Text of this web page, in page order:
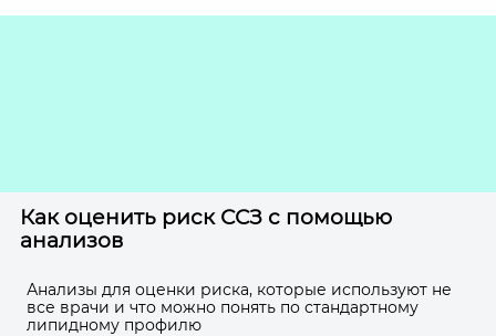
Как оценить риск ССЗ с помощью
анализов
Анализы для оценки риска, которые используют не
все врачи и что можно понять по стандартному
липидному профилю